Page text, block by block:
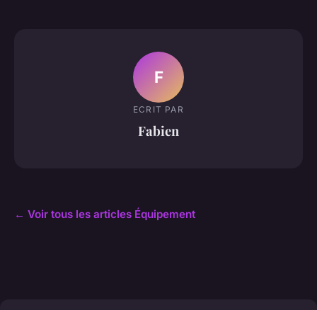
F
ECRIT PAR
Fabien
← Voir tous les articles Équipement